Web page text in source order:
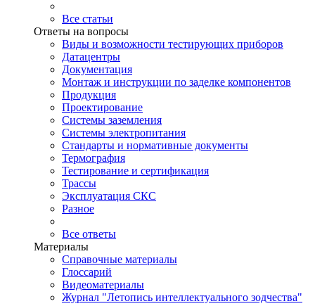
Все статьи
Ответы на вопросы
Виды и возможности тестирующих приборов
Датацентры
Документация
Монтаж и инструкции по заделке компонентов
Продукция
Проектирование
Системы заземления
Системы электропитания
Стандарты и нормативные документы
Термография
Тестирование и сертификация
Трассы
Эксплуатация СКС
Разное
Все ответы
Материалы
Справочные материалы
Глоссарий
Видеоматериалы
Журнал "Летопись интеллектуального зодчества"